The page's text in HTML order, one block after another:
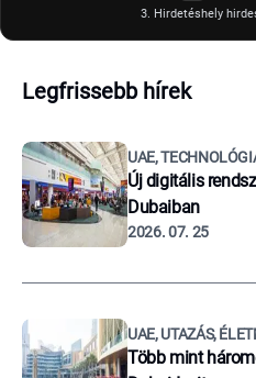
3. Hirdetéshely
Legfrissebb hírek
UAE,
Új digitális
Dubaiban
2026. 07. 25
UAE, UTAZÁS,
Több mint